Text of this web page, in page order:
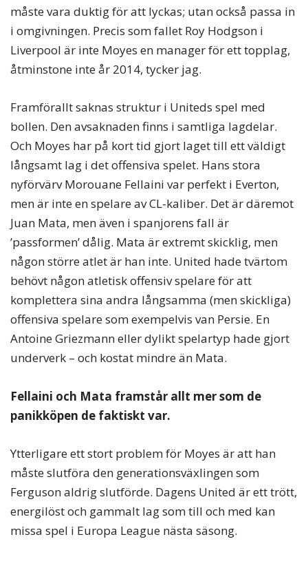
måste vara duktig för att lyckas; utan också passa in
i omgivningen. Precis som fallet Roy Hodgson i
Liverpool är inte Moyes en manager för ett topplag,
åtminstone inte år 2014, tycker jag.
Framförallt saknas struktur i Uniteds spel med
bollen. Den avsaknaden finns i samtliga lagdelar.
Och Moyes har på kort tid gjort laget till ett väldigt
långsamt lag i det offensiva spelet. Hans stora
nyförvärv Morouane Fellaini var perfekt i Everton,
men är inte en spelare av CL-kaliber. Det är däremot
Juan Mata, men även i spanjorens fall är
’passformen’ dålig. Mata är extremt skicklig, men
någon större atlet är han inte. United hade tvärtom
behövt någon atletisk offensiv spelare för att
komplettera sina andra långsamma (men skickliga)
offensiva spelare som exempelvis van Persie. En
Antoine Griezmann eller dylikt spelartyp hade gjort
underverk – och kostat mindre än Mata.
Fellaini och Mata framstår allt mer som de
panikköpen de faktiskt var.
Ytterligare ett stort problem för Moyes är att han
måste slutföra den generationsväxlingen som
Ferguson aldrig slutförde. Dagens United är ett trött,
energilöst och gammalt lag som till och med kan
missa spel i Europa League nästa säsong.